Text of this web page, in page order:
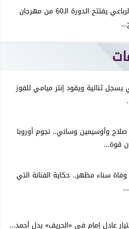
صابر الرباعي يفتتح الدورة الـ60 من مهرجان
ثنائية ويقود إنتر ميامي للفوز
وأوسيمين وساني.. نجوم أوروبا
قوة...
سناء مظهر.. حكاية الفنانة التي
عادل إمام في «الحريف» بدل أحمد...